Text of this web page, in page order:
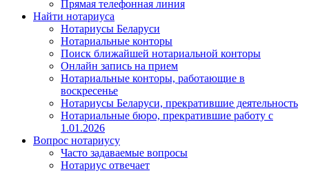
Прямая телефонная линия
Найти нотариуса
Нотариусы Беларуси
Нотариальные конторы
Поиск ближайшей нотариальной конторы
Онлайн запись на прием
Нотариальные конторы, работающие в
воскресенье
Нотариусы Беларуси, прекратившие деятельность
Нотариальные бюро, прекратившие работу с
1.01.2026
Вопрос нотариусу
Часто задаваемые вопросы
Нотариус отвечает